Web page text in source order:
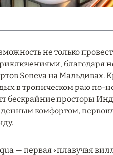
не только
благодаря
Soneva на
в тропическом раю
бескрайние просторы
комфортом,
— первая «плавучая